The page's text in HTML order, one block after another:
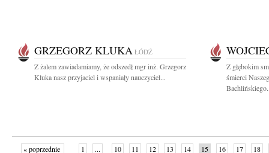
GRZEGORZ KLUKA ŁÓDŹ
Z żalem zawiadamiamy, że odszedł mgr inż. Grzegorz
Kluka nasz przyjaciel i wspaniały nauczyciel...
Z głębokim
śmierci
« poprzednie 1 ... 10 11 12 13 14 15 16 17 18